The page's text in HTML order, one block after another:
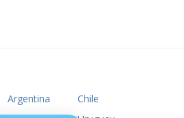
Argentina
Chile